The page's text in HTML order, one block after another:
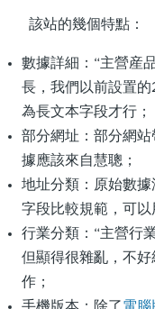
該站的幾個特點：
數據詳細：“主營産
長，我們以前設置
為長文本字段才行；
部分網址：部分網
據應該來自慧聰；
地址分類：原始數
字段比較規範，可
行業分類：“主營行
但顯得很雜亂，不好
作；